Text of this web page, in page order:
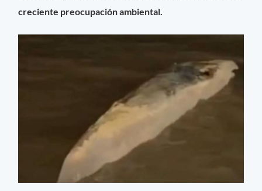
creciente preocupación ambiental.